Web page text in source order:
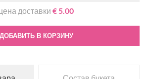
доставки € 5.00
ДОБАВИТЬ В КОРЗИНУ